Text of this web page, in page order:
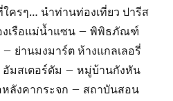
ใครๆ… นำท่านท่องเที่ยว ปารีส
งเรือแม่น้ำแซน – พิพิธภัณฑ์
ย่านมงมาร์ต ห้างแกลเลอรี่
อัมสเตอร์ดัม – หมู่บ้านกังหัน
ลังคากระจก – สถาบันสอน